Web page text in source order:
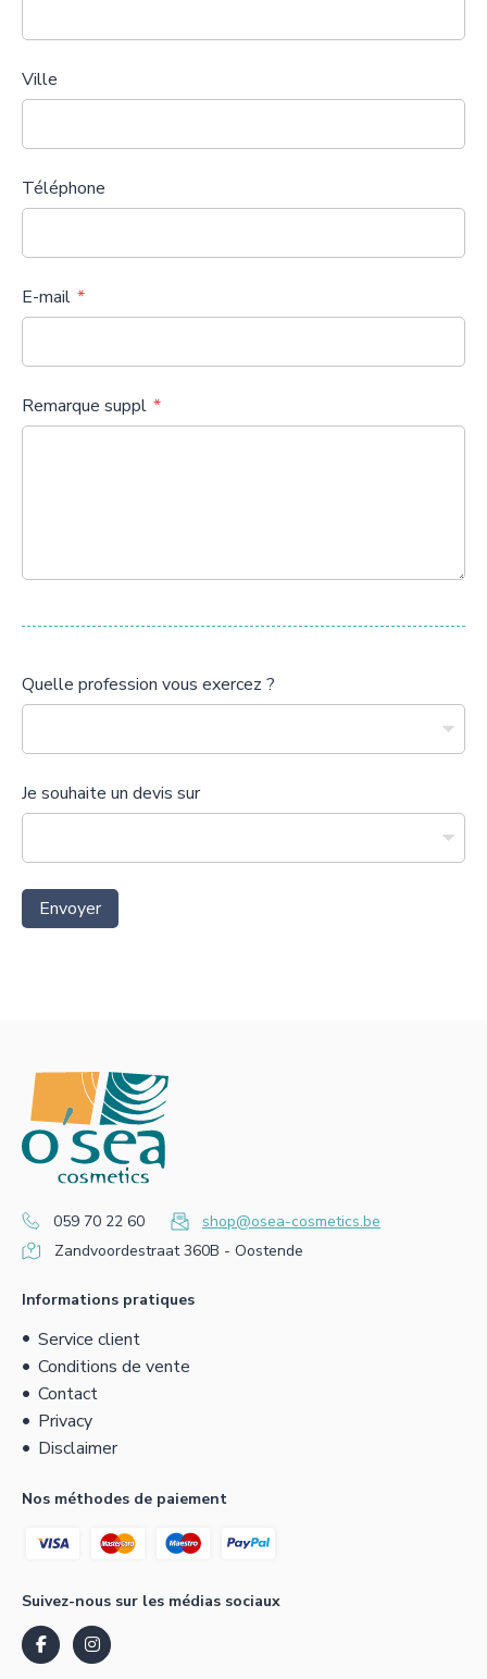
Ville
Téléphone
E-mail
Remarque suppl
Quelle profession vous exercez ?
Je souhaite un devis sur
Envoyer
059 70 22 60
shop@osea-cosmetics.be
Zandvoordestraat 360B - Oostende
Informations pratiques
Service client
Conditions de vente
Contact
Privacy
Disclaimer
Nos méthodes de paiement
Suivez-nous sur les médias sociaux